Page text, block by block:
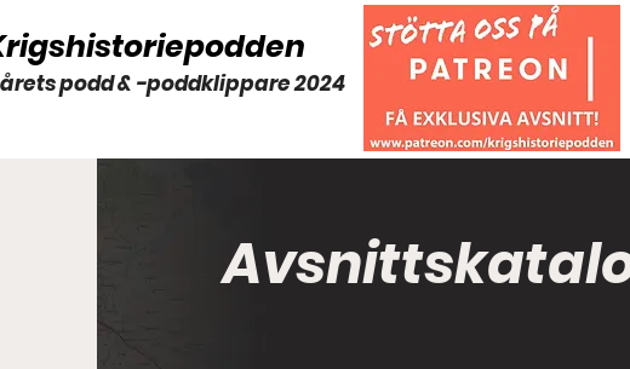
podd & -poddklippare 2024